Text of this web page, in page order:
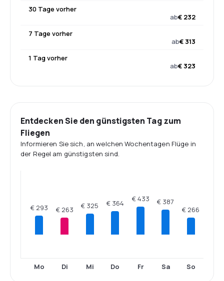
30 Tage vorher
ab€ 232
7 Tage vorher
ab€ 313
1 Tag vorher
ab€ 323
Entdecken Sie den günstigsten Tag zum
Fliegen
Informieren Sie sich, an welchen Wochentagen Flüge in
der Regel am günstigsten sind.
€ 293
Mo
€ 263
Di
€ 325
Mi
€ 364
Do
€ 433
Fr
€ 387
Sa
€ 266
So